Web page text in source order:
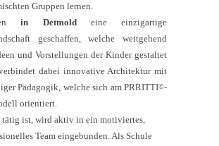
Gruppen lernen.
in Detmoldeine einzigartige
geschaffen, welche weitgehend
und Vorstellungen der Kinder gestaltet
dabei innovative Architektur mit
Pädagogik, welche sich am PRRITTI©-
orientiert.
tätig ist, wird aktiv in ein motiviertes,
Team eingebunden. Als Schule